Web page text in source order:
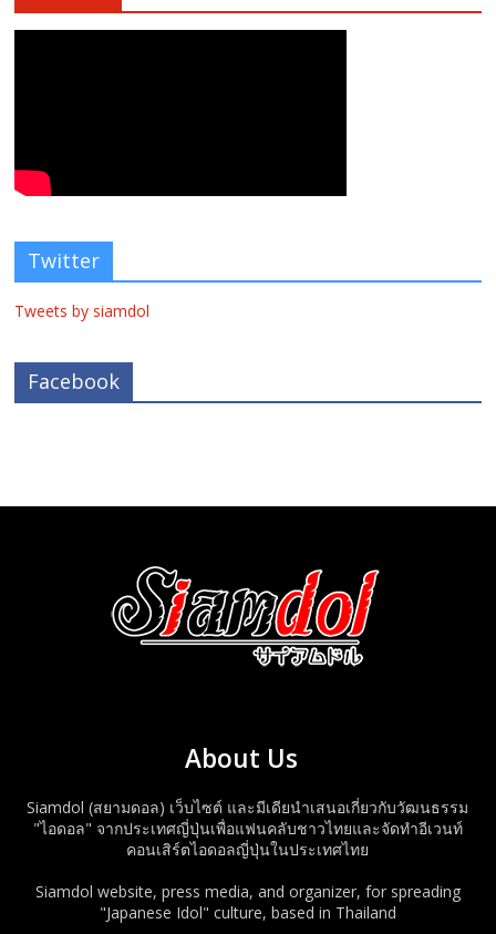
Twitter
Tweets by siamdol
Facebook
About Us
Siamdol (สยามดอล) เว็บไซต์ และมีเดียนำเสนอเกี่ยวกับวัฒนธรรม
"ไอดอล" จากประเทศญี่ปุ่นเพื่อแฟนคลับชาวไทยและจัดทำอีเวนท์
คอนเสิร์ตไอดอลญี่ปุ่นในประเทศไทย
Siamdol website, press media, and organizer, for spreading
"Japanese Idol" culture, based in Thailand